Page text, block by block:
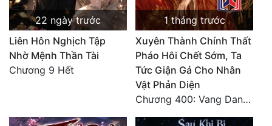
22 ngày trước
Liên Hôn Nghịch Tập
Nhờ Mệnh Thần Tài
Chương 9 Hết
1 tháng trước
Xuyên Thành Chính Thất
Pháo Hôi Chết Sớm, Ta
Tức Giận Gả Cho Nhân
Vật Phản Diện
Chương 400: Vang Danh Thiên Hạ (Hết)